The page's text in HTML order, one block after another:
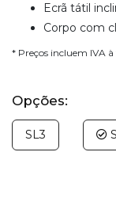
Ecrã tátil
Corpo com
* Preços incluem IVA
Opções:
SL3